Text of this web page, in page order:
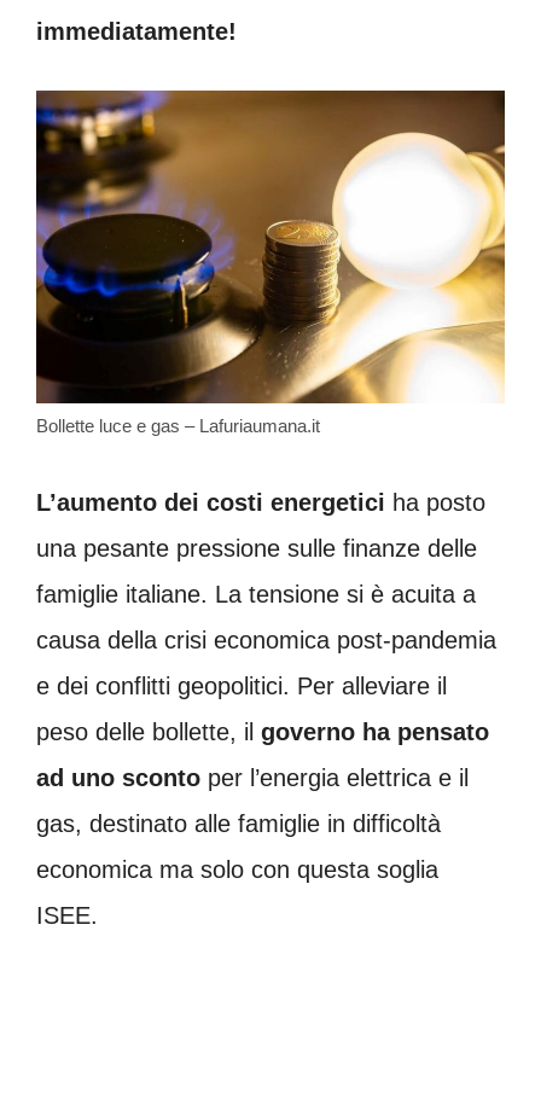
immediatamente!
Bollette luce e gas – Lafuriaumana.it
L’aumento dei costi energetici ha posto
una pesante pressione sulle finanze delle
famiglie italiane. La tensione si è acuita a
causa della crisi economica post-pandemia
e dei conflitti geopolitici. Per alleviare il
peso delle bollette, il governo ha pensato
ad uno sconto per l’energia elettrica e il
gas, destinato alle famiglie in difficoltà
economica ma solo con questa soglia
ISEE.